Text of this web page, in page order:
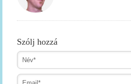
Szólj hozzá